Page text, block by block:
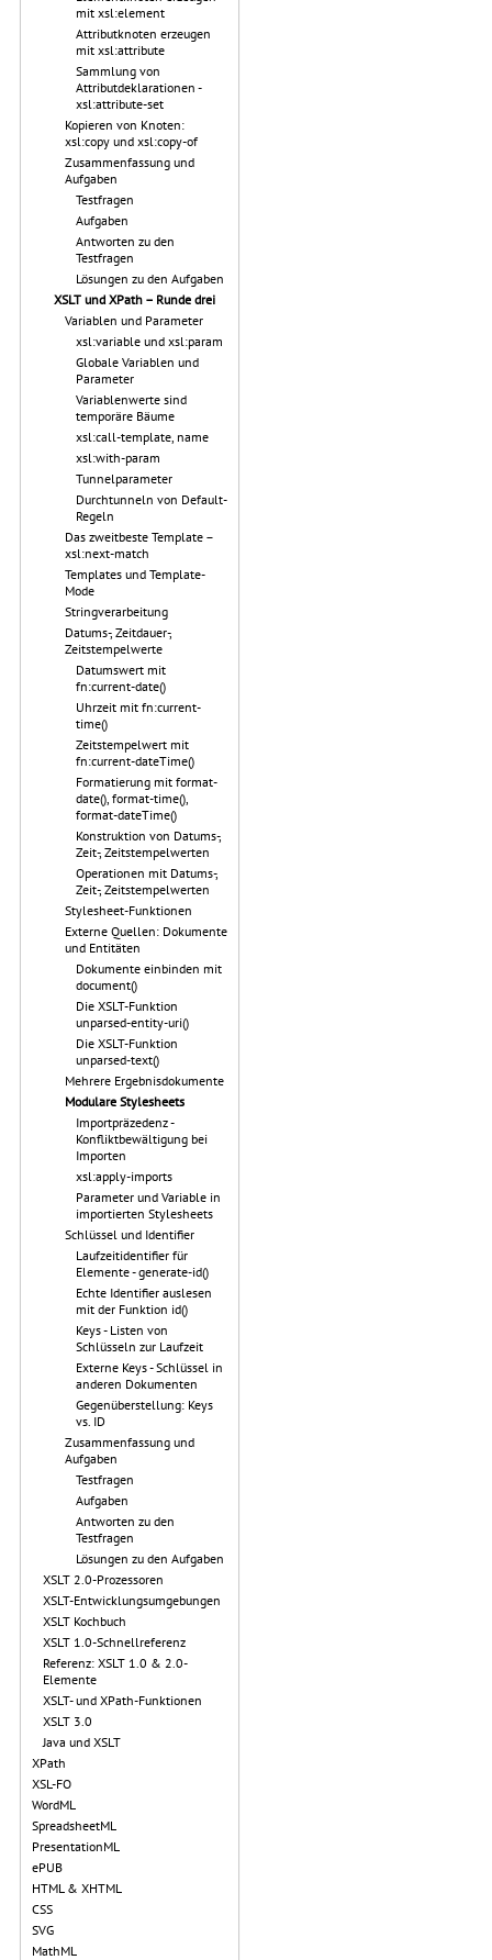
mit xsl:element
Attributknoten erzeugen
mit xsl:attribute
Sammlung von
Attributdeklarationen -
xsl:attribute-set
Kopieren von Knoten:
xsl:copy und xsl:copy-of
Zusammenfassung und
Aufgaben
Testfragen
Aufgaben
Antworten zu den
Testfragen
Lösungen zu den Aufgaben
XSLT und XPath – Runde drei
Variablen und Parameter
xsl:variable und xsl:param
Globale Variablen und
Parameter
Variablenwerte sind
temporäre Bäume
xsl:call-template, name
xsl:with-param
Tunnelparameter
Durchtunneln von Default-
Regeln
Das zweitbeste Template –
xsl:next-match
Templates und Template-
Mode
Stringverarbeitung
Datums-, Zeitdauer-,
Zeitstempelwerte
Datumswert mit
fn:current-date()
Uhrzeit mit fn:current-
time()
Zeitstempelwert mit
fn:current-dateTime()
Formatierung mit format-
date(), format-time(),
format-dateTime()
Konstruktion von Datums-,
Zeit-, Zeitstempelwerten
Operationen mit Datums-,
Zeit-, Zeitstempelwerten
Stylesheet-Funktionen
Externe Quellen: Dokumente
und Entitäten
Dokumente einbinden mit
document()
Die XSLT-Funktion
unparsed-entity-uri()
Die XSLT-Funktion
unparsed-text()
Mehrere Ergebnisdokumente
Modulare Stylesheets
Importpräzedenz -
Konfliktbewältigung bei
Importen
xsl:apply-imports
Parameter und Variable in
importierten Stylesheets
Schlüssel und Identifier
Laufzeitidentifier für
Elemente - generate-id()
Echte Identifier auslesen
mit der Funktion id()
Keys - Listen von
Schlüsseln zur Laufzeit
Externe Keys - Schlüssel in
anderen Dokumenten
Gegenüberstellung: Keys
vs. ID
Zusammenfassung und
Aufgaben
Testfragen
Aufgaben
Antworten zu den
Testfragen
Lösungen zu den Aufgaben
XSLT 2.0-Prozessoren
XSLT-Entwicklungsumgebungen
XSLT Kochbuch
XSLT 1.0-Schnellreferenz
Referenz: XSLT 1.0 & 2.0-
Elemente
XSLT- und XPath-Funktionen
XSLT 3.0
Java und XSLT
XPath
XSL-FO
WordML
SpreadsheetML
PresentationML
ePUB
HTML & XHTML
CSS
SVG
MathML